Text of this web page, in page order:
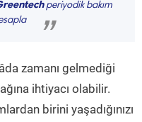
periyodik bakım
”
zamanı gelmediği
ihtiyacı olabilir.
birini yaşadığınızı